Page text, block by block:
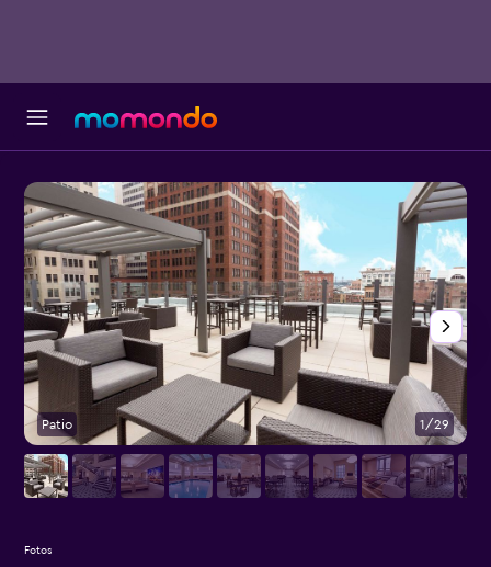
Patio 1/29
Fotos